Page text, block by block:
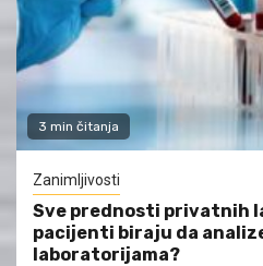
3 min čitanja
Zanimljivosti
Sve prednosti privatnih
pacijenti biraju da
laboratorijama?